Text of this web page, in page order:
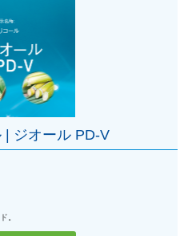
| ジオール PD-V
。